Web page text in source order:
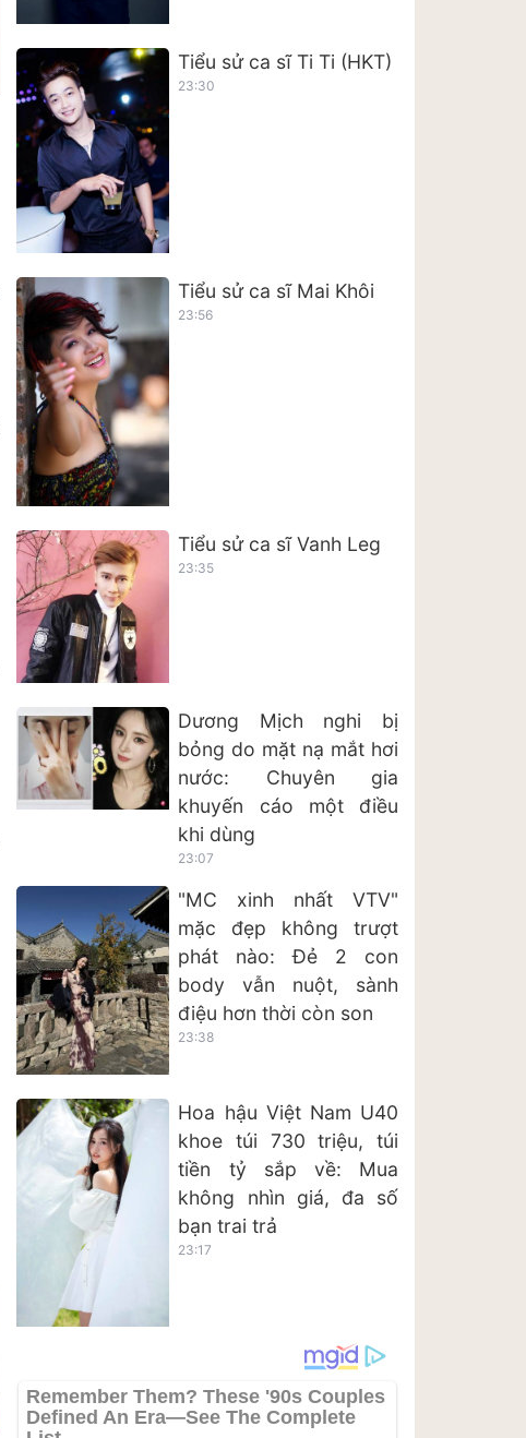
Tiểu sử ca sĩ Ti Ti (HKT)
23:30
Tiểu sử ca sĩ Mai Khôi
23:56
Tiểu sử ca sĩ Vanh Leg
23:35
Dương Mịch nghi bị
bỏng do mặt nạ mắt hơi
nước: Chuyên gia
khuyến cáo một điều
khi dùng
23:07
"MC xinh nhất VTV"
mặc đẹp không trượt
phát nào: Đẻ 2 con
body vẫn nuột, sành
điệu hơn thời còn son
23:38
Hoa hậu Việt Nam U40
khoe túi 730 triệu, túi
tiền tỷ sắp về: Mua
không nhìn giá, đa số
bạn trai trả
23:17